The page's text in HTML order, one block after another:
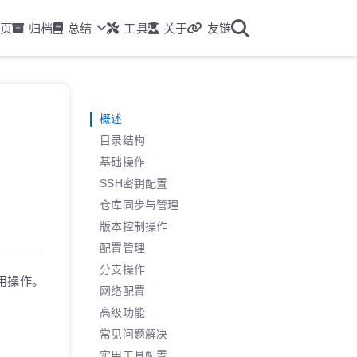
归档 总结 工具 关于 友链
作。
概述
目录结构
基础操作
SSH密钥配置
仓库同步与管理
版本控制操作
配置管理
分支操作
网络配置
高级功能
常见问题解决